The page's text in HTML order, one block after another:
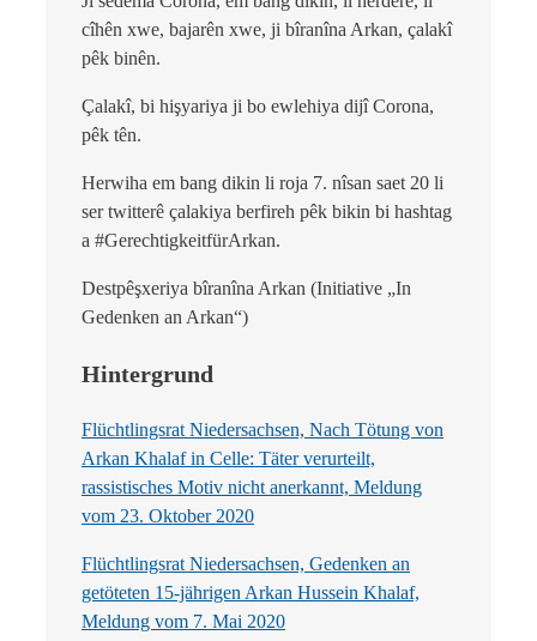
cîhên xwe, bajarên xwe, ji bîranîna Arkan, çalakî
pêk binên.
Çalakî, bi hişyariya ji bo ewlehiya dijî Corona,
pêk tên.
Herwiha em bang dikin li roja 7. nîsan saet 20 li
ser twitterê çalakiya berfireh pêk bikin bi hashtag
a #GerechtigkeitfürArkan.
Destpêşxeriya bîranîna Arkan (Initiative „In
Gedenken an Arkan“)
Hintergrund
Flüchtlingsrat Niedersachsen, Nach Tötung von
Arkan Khalaf in Celle: Täter verurteilt,
rassistisches Motiv nicht anerkannt, Meldung
vom 23. Oktober 2020
Flüchtlingsrat Niedersachsen, Gedenken an
getöteten 15-jährigen Arkan Hussein Khalaf,
Meldung vom 7. Mai 2020